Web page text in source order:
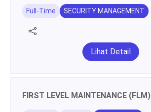
Full-Time SECURITY MANAGEMENT
Lihat Detail
FIRST LEVEL MAINTENANCE (FLM)